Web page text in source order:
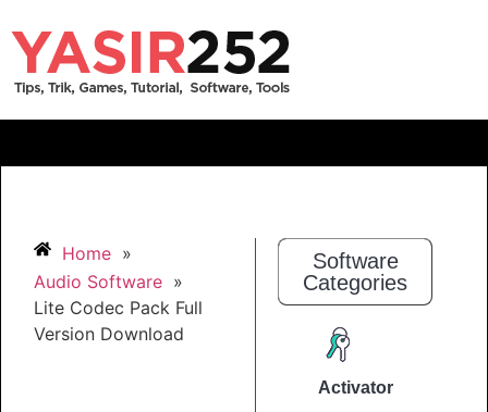
Home »
Audio Software »
Lite Codec Pack Full
Version Download
Software
Categories
Activator